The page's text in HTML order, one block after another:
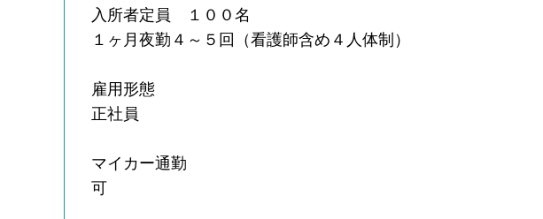
入所者定員 １００名
１ヶ月夜勤４～５回（看護師含め４人体制）
雇用形態
正社員
マイカー通勤
可